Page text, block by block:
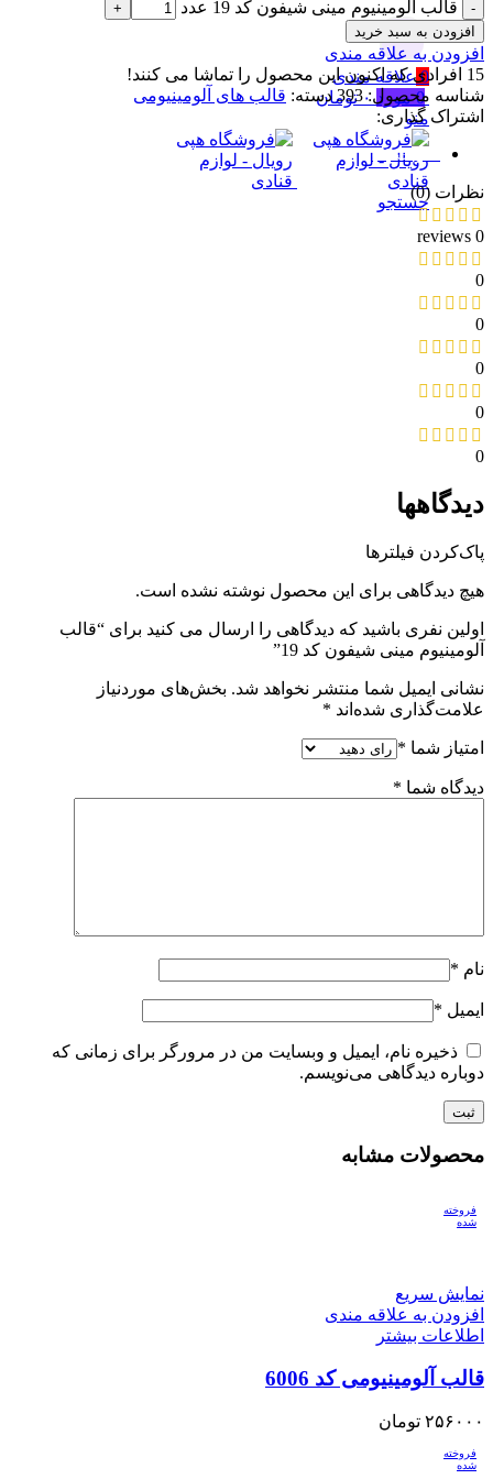
جستجو
0 علاقه مندی
0 مورد ۰ تومان
منو
جستجو
قالب آلومینیوم مینی شیفون کد 19 عدد
افزودن به سبد خرید
افزودن به علاقه مندی
15 افرادی که اکنون این محصول را تماشا می کنند!
شناسه محصول:393 دسته: قالب های آلومینیومی
اشتراک گذاری:
نظرات (0)
نظرات (0)
0 reviews
0
0
0
0
0
دیدگاهها
پاک‌کردن فیلترها
هیچ دیدگاهی برای این محصول نوشته نشده است.
اولین نفری باشید که دیدگاهی را ارسال می کنید برای “قالب
آلومینیوم مینی شیفون کد 19”
نشانی ایمیل شما منتشر نخواهد شد. بخش‌های موردنیاز
علامت‌گذاری شده‌اند *
امتیاز شما *
دیدگاه شما *
نام *
ایمیل *
ذخیره نام، ایمیل و وبسایت من در مرورگر برای زمانی که
دوباره دیدگاهی می‌نویسم.
محصولات مشابه
فروخته
شده
نمایش سریع
افزودن به علاقه مندی
اطلاعات بیشتر
قالب آلومینیومی کد 6006
۲۵۶۰۰۰ تومان
فروخته
شده